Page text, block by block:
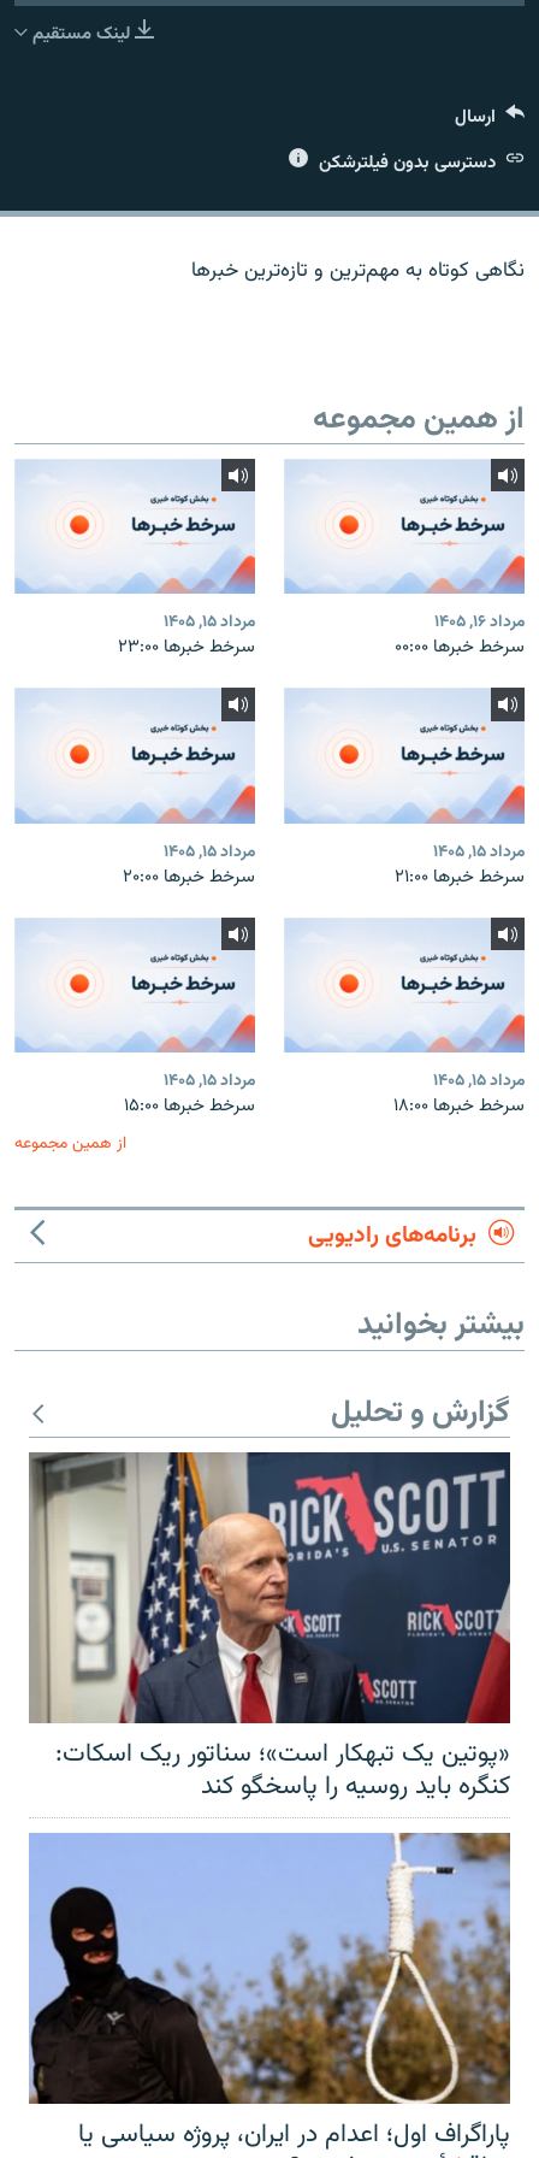
لینک مستقیم
ارسال
دسترسی بدون فیلترشکن
نگاهی کوتاه به مهم‌ترين و تازه‌ترين خبرها
از همین مجموعه
مرداد ۱۶, ۱۴۰۵
سرخط خبرها ۰۰:۰۰
مرداد ۱۵, ۱۴۰۵
سرخط خبرها ۲۳:۰۰
مرداد ۱۵, ۱۴۰۵
سرخط خبرها ۲۱:۰۰
مرداد ۱۵, ۱۴۰۵
سرخط خبرها ۲۰:۰۰
مرداد ۱۵, ۱۴۰۵
سرخط خبرها ۱۸:۰۰
مرداد ۱۵, ۱۴۰۵
سرخط خبرها ۱۵:۰۰
از همین مجموعه
برنامه‌های رادیویی
بیشتر بخوانید
گزارش و تحلیل
«پوتین یک تبهکار است»؛ سناتور ریک اسکات:
کنگره باید روسیه را پاسخگو کند
پاراگراف اول؛ اعدام در ایران، پروژه سیاسی یا